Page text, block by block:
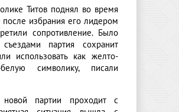
Титов поднял во время
избрания его лидером
сопротивление. Было
партия сохранит
использовать как желто-
символику, писали
партии проходит с